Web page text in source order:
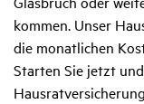
kommen. Unser
die monatlichen
Starten Sie jetzt